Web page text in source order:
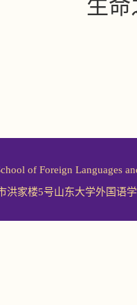
生
of Foreign Languages
洪家楼5号山东大学外国语